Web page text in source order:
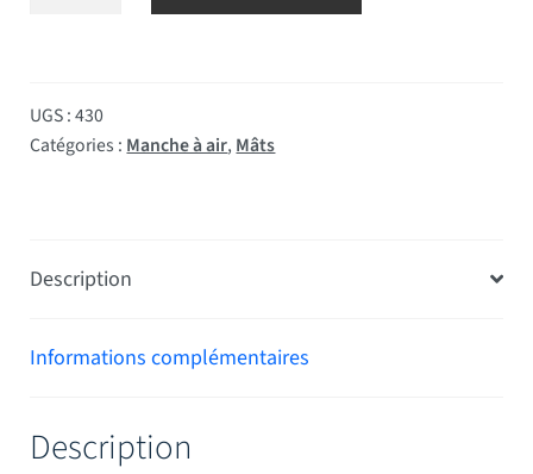
UGS :430
Catégories :Manche à air,Mâts
Description
Informations complémentaires
Description